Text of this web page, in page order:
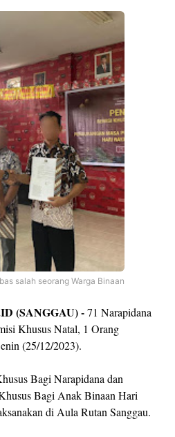
salah seorang Warga Binaan
(SANGGAU) -71 Narapidana
Khusus Natal, 1 Orang
(25/12/2023).
Bagi Narapidana dan
Bagi Anak Binaan Hari
di Aula Rutan Sanggau.